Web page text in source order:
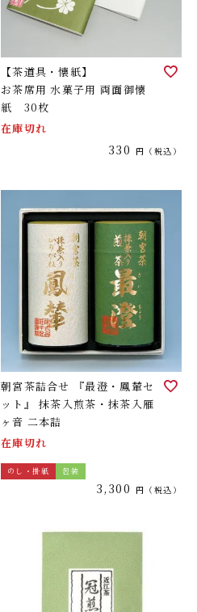
【茶道具・懐紙】
お茶席用 水菓子用 両面御懐
紙 30枚
在庫切れ
330 税込
朝宮茶詰合せ 『最澄・鳳輦セ
ット』 抹茶入煎茶・抹茶入雁
ヶ音 二本詰
在庫切れ
のし・掛紙 包装
3,300 税込